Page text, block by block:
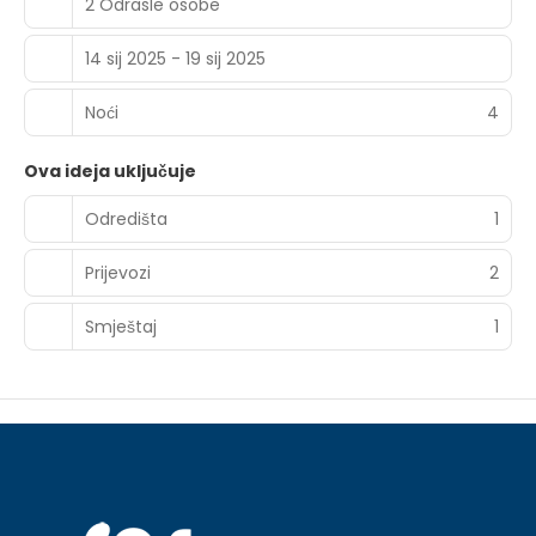
14 sij 2025 - 19 sij 2025
Noći 4
Ova ideja uključuje
Odredišta
1
Prijevozi 2
Smještaj 1